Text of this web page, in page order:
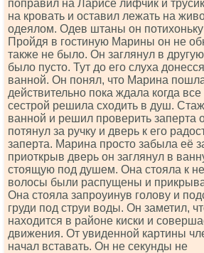
поправил на Ларисе лифчик и
на кровать и оставил лежать на
одеялом. Одев штаны он
Пройдя в гостиную Марины он не
также не было. Он заглянул в
было пусто. Тут до его слуха
ванной. Он понял, что Марина
действительно пока ждала когда все
сестрой решила сходить в душ.
ванной и решил проверить заперта
потянул за ручку и дверь к его
заперта. Марина просто забыла её
приоткрыв дверь он заглянул в
стоящую под душем. Она стояла к
волосы были распущены и
Она стояла запроуинув голову и
груди под струи воды. Он заметил,
находится в районе киски и
движения. От увиденной картины
начал вставать. Он не секунды не